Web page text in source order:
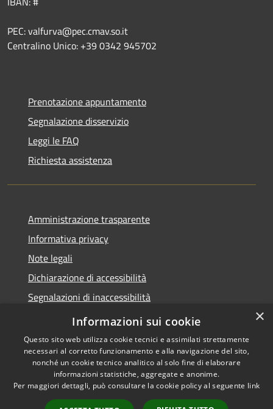
PEC: valfurva@pec.cmav.so.it
Centralino Unico: +39 0342 945702
Prenotazione appuntamento
Segnalazione disservizio
Leggi le FAQ
Richiesta assistenza
Amministrazione trasparente
Informativa privacy
Note legali
Dichiarazione di accessibilità
Segnalazioni di inaccessibilità
Whistleblowing segnalazione illeciti
Accessibilità
Copyright © 2026 • Comune di
Valfurva • Powered by
×
Informazioni sui cookie
Questo sito web utilizza cookie tecnici e assimilati strettamente
necessari al corretto funzionamento e alla navigazione del sito,
nonché un cookie tecnico analitico al solo fine di elaborare
informazioni statistiche, aggregate e anonime.
Per maggiori dettagli, può consultare la cookie policy al seguente link